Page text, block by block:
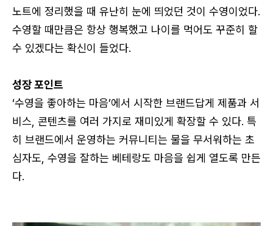
노트에 정리했을 때 유난히 눈에 띄었던 것이 수영이었다.
수영할 때만큼은 항상 행복했고 나이를 먹어도 꾸준히 할
수 있겠다는 확신이 들었다.
성장 포인트
‘수영을 좋아하는 마음’에서 시작한 브랜드답게 제품과 서
비스, 콘텐츠를 여러 가지로 재미있게 확장할 수 있다. 특
히 브랜드에서 운영하는 커뮤니티는 물을 무서워하는 초
심자도, 수영을 잘하는 베테랑도 마음을 쉽게 열도록 만든
다.